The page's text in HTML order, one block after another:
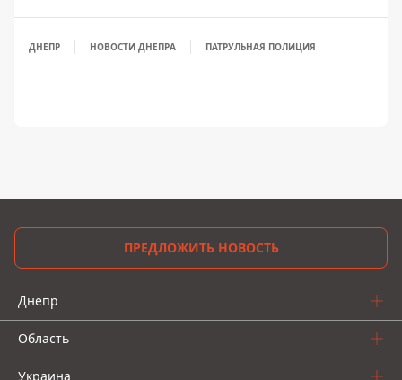
ДНЕПР НОВОСТИ ДНЕПРА ПАТРУЛЬНАЯ ПОЛИЦИЯ
ПРЕДЛОЖИТЬ НОВОСТЬ
Днепр
Область
Украина